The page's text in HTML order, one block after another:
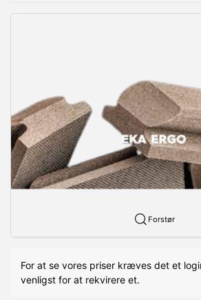
Forstør
For at se vores priser kræves det et
venligst for at rekvirere et.